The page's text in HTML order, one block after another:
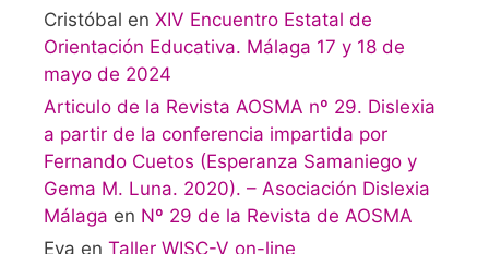
Cristóbal en XIV Encuentro Estatal de
Orientación Educativa. Málaga 17 y 18 de
mayo de 2024
Articulo de la Revista AOSMA nº 29. Dislexia
a partir de la conferencia impartida por
Fernando Cuetos (Esperanza Samaniego y
Gema M. Luna. 2020). – Asociación Dislexia
Málaga en Nº 29 de la Revista de AOSMA
Eva en Taller WISC-V on-line